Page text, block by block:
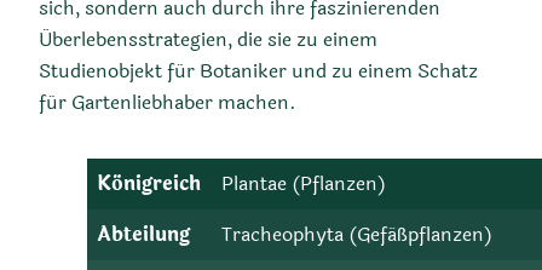
sich, sondern auch durch ihre faszinierenden
Überlebensstrategien, die sie zu einem
Studienobjekt für Botaniker und zu einem Schatz
für Gartenliebhaber machen.
Königreich
Plantae (Pflanzen)
Abteilung
Tracheophyta (Gefäßpflanzen)